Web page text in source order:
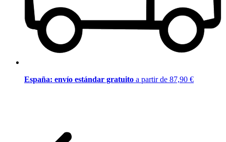
España: envío estándar gratuito a partir de 87,90 €